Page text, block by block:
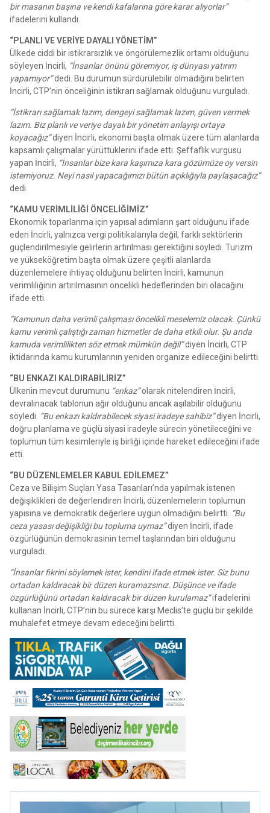
bir masanın başına ve kendi kafalarına göre karar alıyorlar”
ifadelerini kullandı.
“PLANLI VE VERİYE DAYALI YÖNETİM”
Ülkede ciddi bir istikrarsızlık ve öngörülemezlik ortamı olduğunu
söyleyen İncirli, “İnsanlar önünü göremiyor, iş dünyası yatırım
yapamıyor”dedi. Bu durumun sürdürülebilir olmadığını belirten
İncirli, CTP’nin önceliğinin istikrarı sağlamak olduğunu vurguladı.
“İstikrarı sağlamak lazım, dengeyi sağlamak lazım, güven vermek
lazım. Biz planlı ve veriye dayalı bir yönetim anlayışı ortaya
koyacağız”diyen İncirli, ekonomi başta olmak üzere tüm alanlarda
kapsamlı çalışmalar yürüttüklerini ifade etti. Şeffaflık vurgusu
yapan İncirli, “İnsanlar bize kara kaşımıza kara gözümüze oy versin
istemiyoruz. Neyi nasıl yapacağımızı bütün açıklığıyla paylaşacağız”
dedi.
“KAMU VERİMLİLİĞİ ÖNCELİĞİMİZ”
Ekonomik toparlanma için yapısal adımların şart olduğunu ifade
eden İncirli, yalnızca vergi politikalarıyla değil, farklı sektörlerin
güçlendirilmesiyle gelirlerin artırılması gerektiğini söyledi. Turizm
ve yükseköğretim başta olmak üzere çeşitli alanlarda
düzenlemelere ihtiyaç olduğunu belirten İncirli, kamunun
verimliliğinin artırılmasının öncelikli hedeflerinden biri olacağını
ifade etti.
“Kamunun daha verimli çalışması öncelikli meselemiz olacak. Çünkü
kamu verimli çalıştığı zaman hizmetler de daha etkili olur. Şu anda
kamuda verimlilikten söz etmek mümkün değil”diyen İncirli, CTP
iktidarında kamu kurumlarının yeniden organize edileceğini belirtti.
“BU ENKAZI KALDIRABİLİRİZ”
Ülkenin mevcut durumunu “enkaz”olarak nitelendiren İncirli,
devralınacak tablonun ağır olduğunu ancak aşılabilir olduğunu
söyledi. “Bu enkazı kaldırabilecek siyasi iradeye sahibiz”diyen İncirli,
doğru planlama ve güçlü siyasi iradeyle sürecin yönetileceğini ve
toplumun tüm kesimleriyle iş birliği içinde hareket edileceğini ifade
etti.
“BU DÜZENLEMELER KABUL EDİLEMEZ”
Ceza ve Bilişim Suçları Yasa Tasarıları’nda yapılmak istenen
değişiklikleri de değerlendiren İncirli, düzenlemelerin toplumun
yapısına ve demokratik değerlere uygun olmadığını belirtti. “Bu
ceza yasası değişikliği bu topluma uymaz”diyen İncirli, ifade
özgürlüğünün demokrasinin temel taşlarından biri olduğunu
vurguladı.
“İnsanlar fikrini söylemek ister, kendini ifade etmek ister. Siz bunu
ortadan kaldıracak bir düzen kuramazsınız. Düşünce ve ifade
özgürlüğünü ortadan kaldıracak bir düzen kurulamaz”ifadelerini
kullanan İncirli, CTP’nin bu sürece karşı Meclis’te güçlü bir şekilde
muhalefet etmeye devam edeceğini belirtti.